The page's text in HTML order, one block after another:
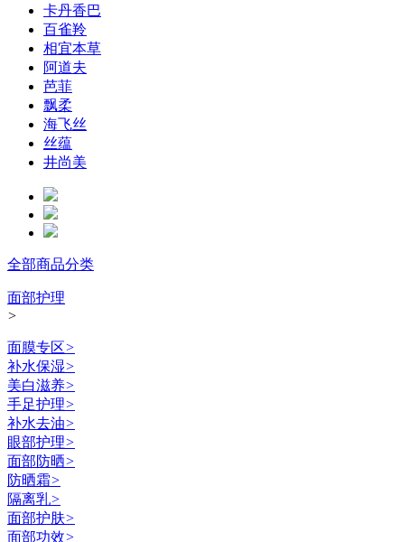
卡丹香巴
百雀羚
相宜本草
阿道夫
芭菲
飘柔
海飞丝
丝蕴
井尚美
全部商品分类
面部护理
>
面膜专区>
补水保湿>
美白滋养>
手足护理>
补水去油>
眼部护理>
面部防晒>
防晒霜>
隔离乳>
面部护肤>
面部功效>